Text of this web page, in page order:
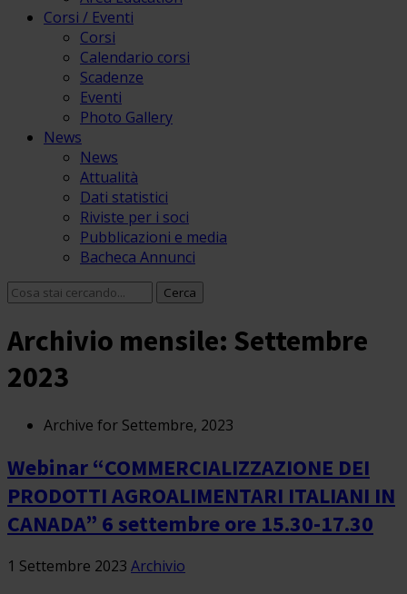
Corsi / Eventi
Corsi
Calendario corsi
Scadenze
Eventi
Photo Gallery
News
News
Attualità
Dati statistici
Riviste per i soci
Pubblicazioni e media
Bacheca Annunci
Archivio mensile: Settembre
2023
Archive for Settembre, 2023
Webinar “COMMERCIALIZZAZIONE DEI
PRODOTTI AGROALIMENTARI ITALIANI IN
CANADA” 6 settembre ore 15.30-17.30
1 Settembre 2023 Archivio